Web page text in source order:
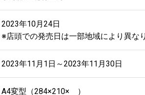
2023年10月24日
※店頭での発売日は一部地域により異な
2023年11月1日～2023年11月30日
A4変型（284×210× ）